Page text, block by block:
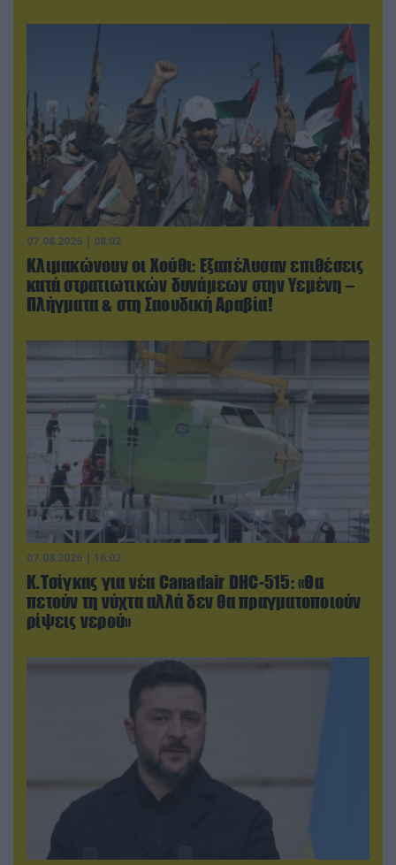
07.08.2026 | 08:02
Κλιμακώνουν οι Χούθι: Eξαπέλυσαν επιθέσεις
κατά στρατιωτικών δυνάμεων στην Υεμένη –
Πλήγματα & στη Σαουδική Αραβία!
07.08.2026 | 16:02
Κ.Τσίγκας για νέα Canadair DHC-515: «Θα
πετούν τη νύχτα αλλά δεν θα πραγματοποιούν
ρίψεις νερού»